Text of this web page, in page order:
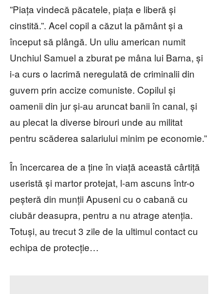
”Piața vindecă păcatele, piața e liberă și
cinstită.”. Acel copil a căzut la pământ și a
început să plângă. Un uliu american numit
Unchiul Samuel a zburat pe mâna lui Barna, și
i-a curs o lacrimă neregulată de criminalii din
guvern prin accize comuniste. Copilul și
oamenii din jur și-au aruncat banii în canal, și
au plecat la diverse birouri unde au militat
pentru scăderea salariului minim pe economie.”
În încercarea de a ține în viață această cârtiță
useristă și martor protejat, l-am ascuns într-o
peșteră din munții Apuseni cu o cabană cu
ciubăr deasupra, pentru a nu atrage atenția.
Totuși, au trecut 3 zile de la ultimul contact cu
echipa de protecție…